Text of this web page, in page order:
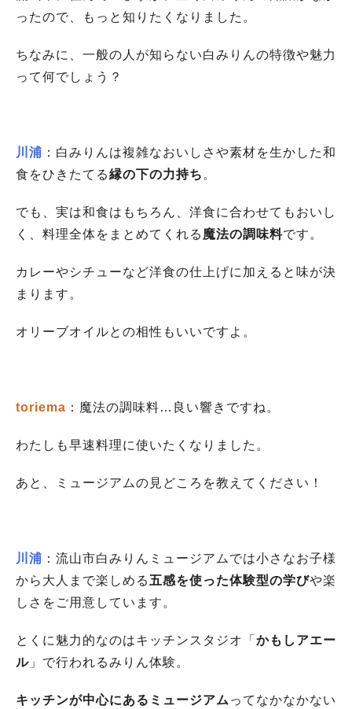
ったので、もっと知りたくなりました。
ちなみに、一般の人が知らない白みりんの特徴や魅力
って何でしょう？
川浦 ： 白みりんは複雑なおいしさや素材を生かした和
食をひきたてる縁の下の力持ち 。
でも、実は和食はもちろん、洋食に合わせてもおいし
く、料理全体をまとめてくれる 魔法の調味料です。
カレーやシチューなど洋食の仕上げに加えると味が決
まります。
オリーブオイルとの相性もいいですよ。
toriema ：魔法の調味料…良い響きですね。
わたしも早速料理に使いたくなりました。
あと、ミュージアムの見どころを教えてください！
川浦 ： 流山市白みりんミュージアムでは小さなお子様
から大人まで楽しめる 五感を使った体験型の学びや楽
しさをご用意しています。
とくに魅力的なのはキッチンスタジオ「 かもしアエー
ル 」で行われるみりん体験。
キッチンが中心にあるミュージアム ってなかなかない